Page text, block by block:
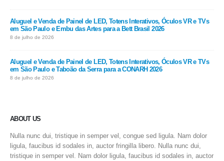
Aluguel e Venda de Painel de LED, Totens Interativos, Óculos VR e TVs
em São Paulo e Embu das Artes para a Bett Brasil 2026
8 de julho de 2026
Aluguel e Venda de Painel de LED, Totens Interativos, Óculos VR e TVs
em São Paulo e Taboão da Serra para a CONARH 2026
8 de julho de 2026
ABOUT US
Nulla nunc dui, tristique in semper vel, congue sed ligula. Nam dolor
ligula, faucibus id sodales in, auctor fringilla libero. Nulla nunc dui,
tristique in semper vel. Nam dolor ligula, faucibus id sodales in, auctor